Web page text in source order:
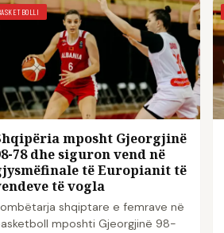
mposht Gjeorgjinë
78 dhe siguron vend në
të Europianit të
të vogla
shqiptare e femrave në
mposhti Gjeorgjinë 98-